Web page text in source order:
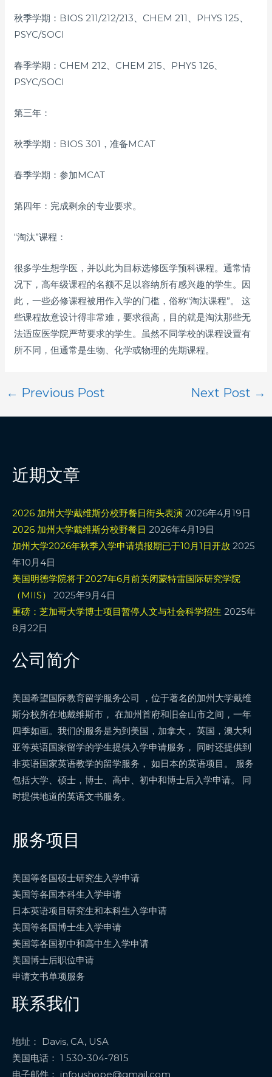
秋季学期：BIOS 211/212/213、CHEM 211、PHYS 125、
PSYC/SOCI
春季学期：CHEM 212、CHEM 215、PHYS 126、
PSYC/SOCI
第三年：
秋季学期：BIOS 301，准备MCAT
春季学期：参加MCAT
第四年：完成剩余的专业要求。
“淘汰”课程：
很多学生想学医，并以此为目标选修医学预科课程。通常情
况下，高年级课程的名额不足以容纳所有感兴趣的学生。因
此，一些必修课程被用作入学的门槛，俗称“淘汰课程”。 这
些课程故意设计得非常难，要求很高，目的就是淘汰那些无
法适应医学院严苛要求的学生。虽然不同学校的课程设置有
所不同，但通常是生物、化学或物理的先期课程。
← Previous Post Next Post →
近期文章
2026 加州大学戴维斯分校野餐日街头表演 2026年4月19日
2026 加州大学戴维斯分校野餐日 2026年4月19日
加州大学2026年秋季入学申请填报期已于10月1日开放 2025
年10月4日
美国明德学院将于2027年6月前关闭蒙特雷国际研究学院
（MIIS）
2025年9月4日
重磅：芝加哥大学博士项目暂停人文与社会科学招生 2025年
8月22日
公司简介
美国希望国际教育留学服务公司 ，位于著名的加州大学戴维
斯分校所在地戴维斯市， 在加州首府和旧金山市之间，一年
四季如画。我们的服务是为到美国，加拿大， 英国，澳大利
亚等英语国家留学的学生提供入学申请服务， 同时还提供到
非英语国家英语教学的留学服务， 如日本的英语项目。 服务
包括大学、硕士，博士、高中、初中和博士后入学申请。 同
时提供地道的英语文书服务。
服务项目
美国等各国硕士研究生入学申请
美国等各国本科生入学申请
日本英语项目研究生和本科生入学申请
美国等各国博士生入学申请
美国等各国初中和高中生入学申请
美国博士后职位申请
申请文书单项服务
联系我们
地址： Davis, CA, USA
美国电话： 1 530-304-7815
电子邮件： infoushope@gmail.com